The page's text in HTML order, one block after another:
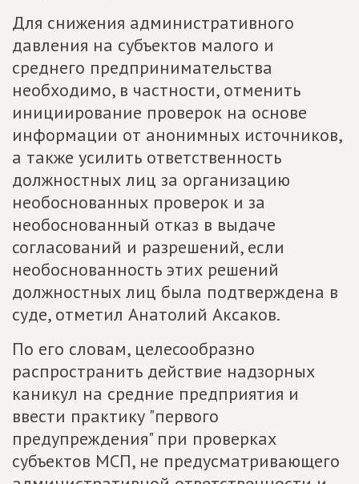
Для снижения административного
давления на субъектов малого и
среднего предпринимательства
необходимо, в частности, отменить
инициирование проверок на основе
информации от анонимных источников,
а также усилить ответственность
должностных лиц за организацию
необоснованных проверок и за
необоснованный отказ в выдаче
согласований и разрешений, если
необоснованность этих решений
должностных лиц была подтверждена в
суде, отметил Анатолий Аксаков.
По его словам, целесообразно
распространить действие надзорных
каникул на средние предприятия и
ввести практику "первого
предупреждения" при проверках
субъектов МСП, не предусматривающего